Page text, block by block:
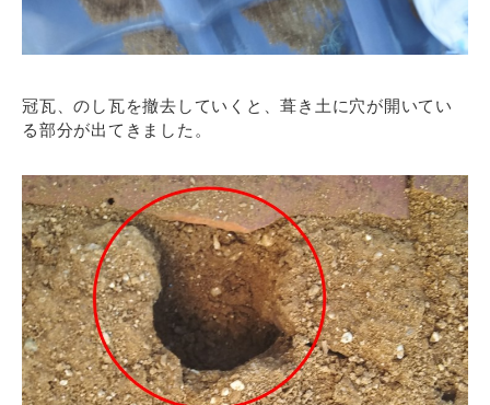
冠瓦、のし瓦を撤去していくと、葺き土に穴が開いてい
る部分が出てきました。